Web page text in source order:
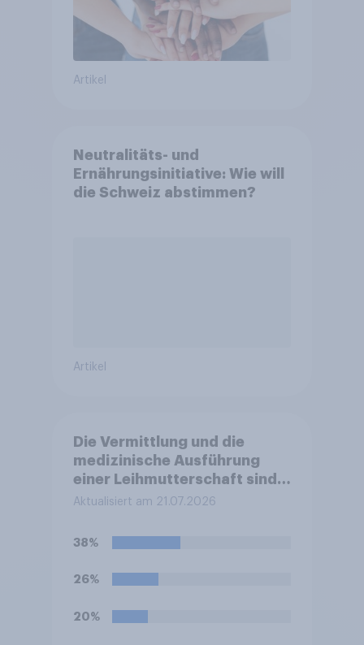
Artikel
Neutralitäts- und
Ernährungsinitiative: Wie will
die Schweiz abstimmen?
Artikel
Die Vermittlung und die
medizinische Ausführung
einer Leihmutterschaft sind
in Deutschland anders als in
verboten. Wie stehen Sie zu
diesem Verbot?
Aktualisiert am 21.07.2026
38%
26%
20%